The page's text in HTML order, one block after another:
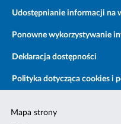
Udostępnianie informacji na
Ponowne wykorzystywanie
Deklaracja dostępności
Polityka dotycząca cookies i
Mapa strony